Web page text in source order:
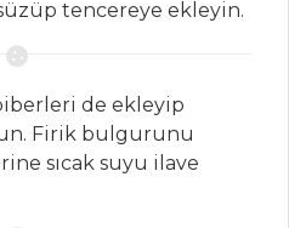
tencereye ekleyin.
de ekleyip
Firik bulgurunu
sıcak suyu ilave